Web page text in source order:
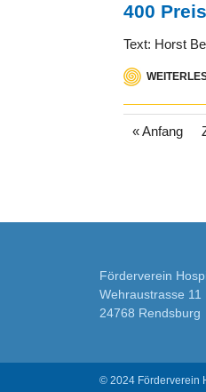
400
Text: Horst
« Anfang
Förderverein
Wehraustrasse 11
24768 Rendsburg
© 2024 Förderverein